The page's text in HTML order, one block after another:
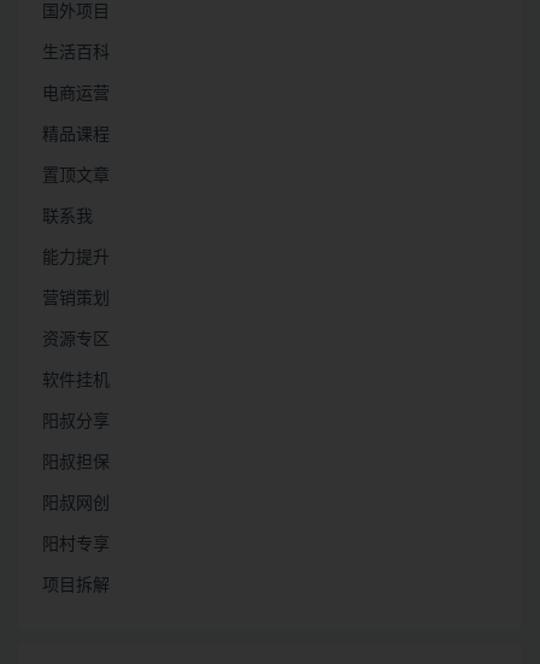
国外项目
生活百科
电商运营
精品课程
置顶文章
联系我
能力提升
营销策划
资源专区
软件挂机
阳叔分享
阳叔担保
阳叔网创
阳村专享
项目拆解